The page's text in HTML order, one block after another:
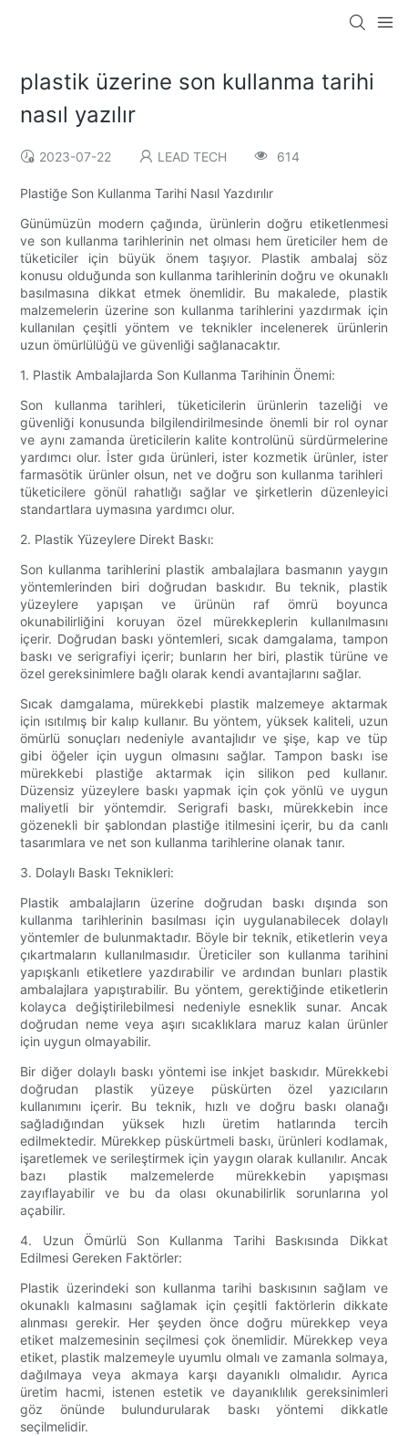
plastik üzerine son kullanma tarihi
nasıl yazılır
2023-07-22 LEAD TECH 614
Plastiğe Son Kullanma Tarihi Nasıl Yazdırılır
Günümüzün modern çağında, ürünlerin doğru etiketlenmesi
ve son kullanma tarihlerinin net olması hem üreticiler hem de
tüketiciler için büyük önem taşıyor. Plastik ambalaj söz
konusu olduğunda son kullanma tarihlerinin doğru ve okunaklı
basılmasına dikkat etmek önemlidir. Bu makalede, plastik
malzemelerin üzerine son kullanma tarihlerini yazdırmak için
kullanılan çeşitli yöntem ve teknikler incelenerek ürünlerin
uzun ömürlülüğü ve güvenliği sağlanacaktır.
1. Plastik Ambalajlarda Son Kullanma Tarihinin Önemi:
Son kullanma tarihleri, tüketicilerin ürünlerin tazeliği ve
güvenliği konusunda bilgilendirilmesinde önemli bir rol oynar
ve aynı zamanda üreticilerin kalite kontrolünü sürdürmelerine
yardımcı olur. İster gıda ürünleri, ister kozmetik ürünler, ister
farmasötik ürünler olsun, net ve doğru son kullanma tarihleri ​​
tüketicilere gönül rahatlığı sağlar ve şirketlerin düzenleyici
standartlara uymasına yardımcı olur.
2. Plastik Yüzeylere Direkt Baskı:
Son kullanma tarihlerini plastik ambalajlara basmanın yaygın
yöntemlerinden biri doğrudan baskıdır. Bu teknik, plastik
yüzeylere yapışan ve ürünün raf ömrü boyunca
okunabilirliğini koruyan özel mürekkeplerin kullanılmasını
içerir. Doğrudan baskı yöntemleri, sıcak damgalama, tampon
baskı ve serigrafiyi içerir; bunların her biri, plastik türüne ve
özel gereksinimlere bağlı olarak kendi avantajlarını sağlar.
Sıcak damgalama, mürekkebi plastik malzemeye aktarmak
için ısıtılmış bir kalıp kullanır. Bu yöntem, yüksek kaliteli, uzun
ömürlü sonuçları nedeniyle avantajlıdır ve şişe, kap ve tüp
gibi öğeler için uygun olmasını sağlar. Tampon baskı ise
mürekkebi plastiğe aktarmak için silikon ped kullanır.
Düzensiz yüzeylere baskı yapmak için çok yönlü ve uygun
maliyetli bir yöntemdir. Serigrafi baskı, mürekkebin ince
gözenekli bir şablondan plastiğe itilmesini içerir, bu da canlı
tasarımlara ve net son kullanma tarihlerine olanak tanır.
3. Dolaylı Baskı Teknikleri:
Plastik ambalajların üzerine doğrudan baskı dışında son
kullanma tarihlerinin basılması için uygulanabilecek dolaylı
yöntemler de bulunmaktadır. Böyle bir teknik, etiketlerin veya
çıkartmaların kullanılmasıdır. Üreticiler son kullanma tarihini
yapışkanlı etiketlere yazdırabilir ve ardından bunları plastik
ambalajlara yapıştırabilir. Bu yöntem, gerektiğinde etiketlerin
kolayca değiştirilebilmesi nedeniyle esneklik sunar. Ancak
doğrudan neme veya aşırı sıcaklıklara maruz kalan ürünler
için uygun olmayabilir.
Bir diğer dolaylı baskı yöntemi ise inkjet baskıdır. Mürekkebi
doğrudan plastik yüzeye püskürten özel yazıcıların
kullanımını içerir. Bu teknik, hızlı ve doğru baskı olanağı
sağladığından yüksek hızlı üretim hatlarında tercih
edilmektedir. Mürekkep püskürtmeli baskı, ürünleri kodlamak,
işaretlemek ve serileştirmek için yaygın olarak kullanılır. Ancak
bazı plastik malzemelerde mürekkebin yapışması
zayıflayabilir ve bu da olası okunabilirlik sorunlarına yol
açabilir.
4. Uzun Ömürlü Son Kullanma Tarihi Baskısında Dikkat
Edilmesi Gereken Faktörler:
Plastik üzerindeki son kullanma tarihi baskısının sağlam ve
okunaklı kalmasını sağlamak için çeşitli faktörlerin dikkate
alınması gerekir. Her şeyden önce doğru mürekkep veya
etiket malzemesinin seçilmesi çok önemlidir. Mürekkep veya
etiket, plastik malzemeyle uyumlu olmalı ve zamanla solmaya,
dağılmaya veya akmaya karşı dayanıklı olmalıdır. Ayrıca
üretim hacmi, istenen estetik ve dayanıklılık gereksinimleri
göz önünde bulundurularak baskı yöntemi dikkatle
seçilmelidir.